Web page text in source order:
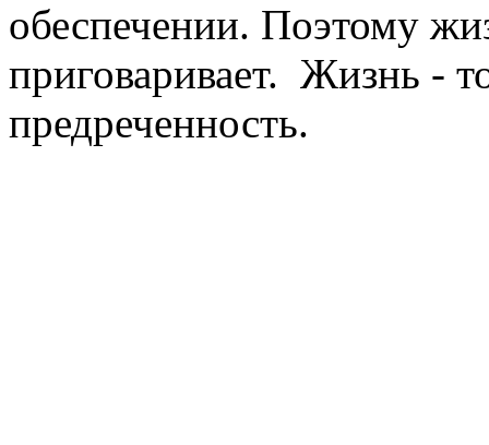
обеспечении. Поэтому
приговаривает. Жизнь -
предреченность.